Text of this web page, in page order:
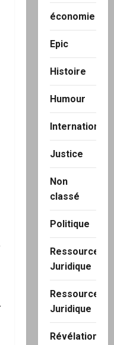
économie
Epic
Histoire
Humour
International
Justice
Non
classé
Politique
Ressource
Juridique
Ressource
Juridique
Révélation